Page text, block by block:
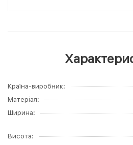
Країна-виробник
Матеріал
Ширина
Висота